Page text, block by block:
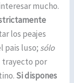
mucho.
los peajes
pais luso; sólo
trayecto por
Si dispones